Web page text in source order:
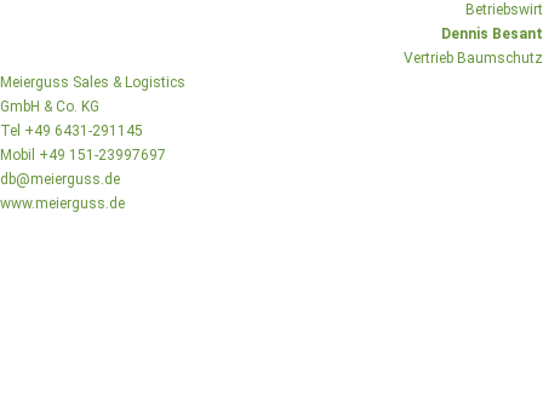
Betriebswirt
Dennis Besant
Vertrieb Baumschutz
Meierguss Sales & Logistics
GmbH & Co. KG
Tel +49 6431-291145
Mobil +49 151-23997697
db@meierguss.de
www.meierguss.de